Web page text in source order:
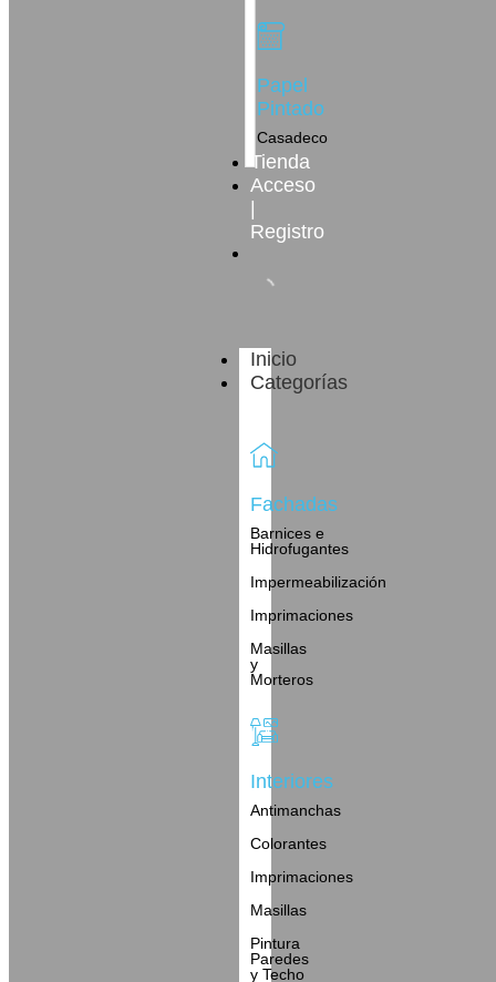
Papel
Pintado
Casadeco
Tienda
Acceso
Registro
Inicio
Categorías
Fachadas
Barnices e
Hidrofugantes
Impermeabilización
Imprimaciones
Masillas
y
Morteros
Interiores
Antimanchas
Colorantes
Imprimaciones
Masillas
Pintura
Paredes
y Techo